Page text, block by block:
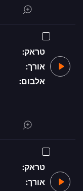
טראק:
אורך:
אלבום:
טראק:
אורך: